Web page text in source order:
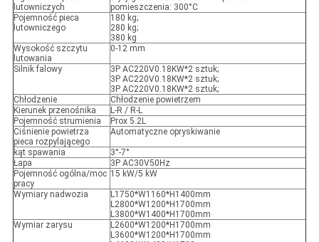
lutowniczych
pomieszczenia: 300°C
Pojemność pieca
lutowniczego
180 kg;
280 kg;
380 kg
Wysokość szczytu
lutowania
0-12 mm
Silnik falowy
3P AC220V0.18KW*2 sztuk;
3P AC220V0.18KW*2 sztuk;
3P AC220V0.18KW*2 sztuk;
Chłodzenie
Chłodzenie powietrzem
Kierunek przenośnika
L-R / R-L
Pojemność strumienia
Prox 5.2L
Ciśnienie powietrza
pieca rozpylającego
Automatyczne opryskiwanie
kąt spawania
3°-7°
Łapa
3P AC30V50Hz
Pojemność ogólna/moc
pracy
15 kW/5 kW
Wymiary nadwozia
L1750*W1160*H1400mm
L2800*W1200*H1700mm
L3800*W1400*H1700mm
Wymiar zarysu
L2600*W1200*H1700mm
L3600*W1200*H1700mm